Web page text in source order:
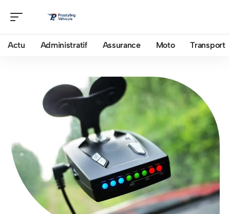
Actu Administratif Assurance Moto Transport